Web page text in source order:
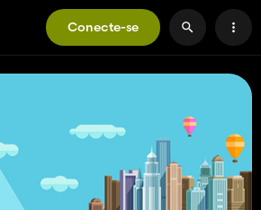
Conecte-se